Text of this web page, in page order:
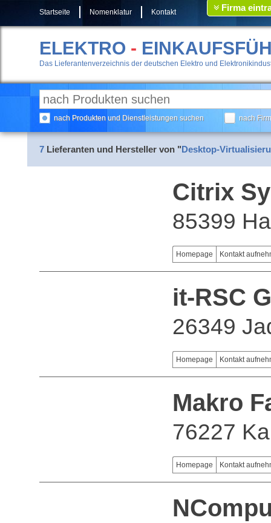
Startseite Nomenklatur Kontakt Firma
ELEKTRO -
Das Lieferantenverzeichnis der deutschen Elektro und
nach Produkten und Dienstleistungen suchen nach
7 Lieferanten und Hersteller von "Desktop-
Citrix
85399
Homepage Kontakt
it-RSC
26349
Homepage Kontakt
Makro
76227
Homepage Kontakt